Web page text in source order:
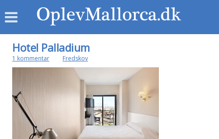
Hotel Palladium
1 kommentar Fredskov